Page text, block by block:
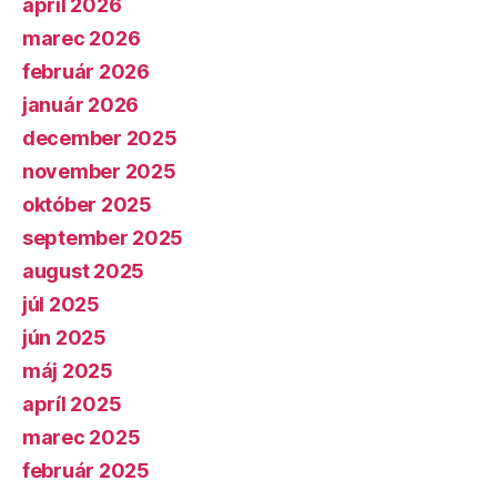
apríl 2026
marec 2026
február 2026
január 2026
december 2025
november 2025
október 2025
september 2025
august 2025
júl 2025
jún 2025
máj 2025
apríl 2025
marec 2025
február 2025